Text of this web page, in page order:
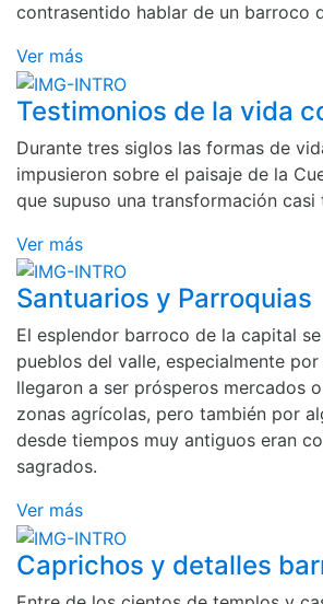
contrasentido hablar de un barroco
Ver más
Testimonios de la vida
Durante tres siglos las formas de
impusieron sobre el paisaje de la
que supuso una transformación casi
Ver más
Santuarios y Parroquias
El esplendor barroco de la capital
pueblos del valle, especialmente
llegaron a ser prósperos mercados
zonas agrícolas, pero también por
desde tiempos muy antiguos eran
sagrados.
Ver más
Caprichos y detalles